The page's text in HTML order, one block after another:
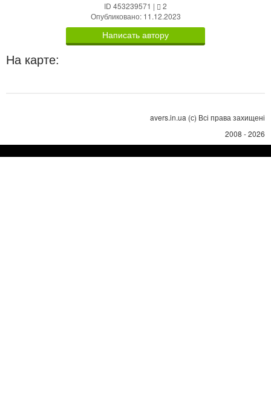
ID 453239571 |
2
Опубликовано: 11.12.2023
Написать автору
На карте:
avers.in.ua (с) Всі права захищені
2008 - 2026